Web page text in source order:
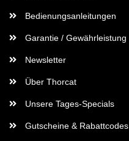
Bedienungsanleitungen
Garantie / Gewährleistung
Newsletter
Über Thorcat
Unsere Tages-Specials
Gutscheine & Rabattcodes